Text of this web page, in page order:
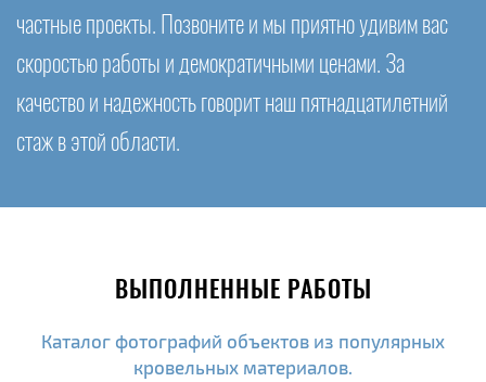
частные проекты. Позвоните и мы приятно удивим вас
скоростью работы и демократичными ценами. За
качество и надежность говорит наш пятнадцатилетний
стаж в этой области.
ВЫПОЛНЕННЫЕ РАБОТЫ
Каталог фотографий объектов из популярных
кровельных материалов.